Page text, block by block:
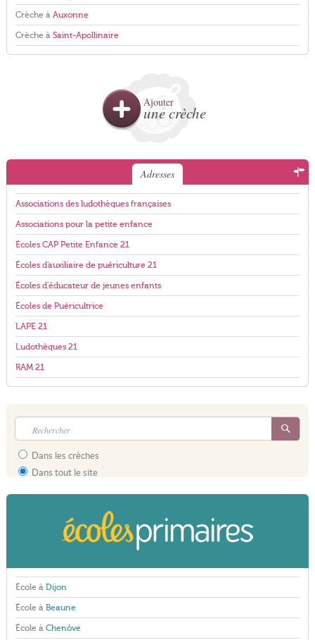
Crèche à Auxonne
Crèche à Saint-Apollinaire
Ajouter
une crèche
Adresses
Associations des ludothèques françaises
Associations pour la petite enfance
Écoles CAP Petite Enfance 21
Écoles d'auxiliaire de puériculture 21
Écoles d'éducateur de jeunes enfants
Écoles de Puéricultrice
LAPE 21
Ludothèques 21
RAM 21
Dans les crèches
Dans tout le site
École à Dijon
École à Beaune
École à Chenôve